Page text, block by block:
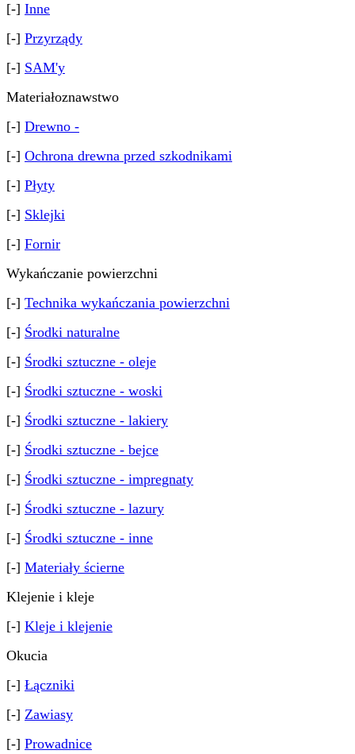
[-] Inne
[-] Przyrządy
[-] SAM'y
Materiałoznawstwo
[-] Drewno -
[-] Ochrona drewna przed szkodnikami
[-] Płyty
[-] Sklejki
[-] Fornir
Wykańczanie powierzchni
[-] Technika wykańczania powierzchni
[-] Środki naturalne
[-] Środki sztuczne - oleje
[-] Środki sztuczne - woski
[-] Środki sztuczne - lakiery
[-] Środki sztuczne - bejce
[-] Środki sztuczne - impregnaty
[-] Środki sztuczne - lazury
[-] Środki sztuczne - inne
[-] Materiały ścierne
Klejenie i kleje
[-] Kleje i klejenie
Okucia
[-] Łączniki
[-] Zawiasy
[-] Prowadnice